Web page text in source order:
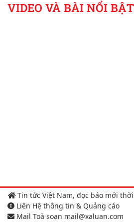
VIDEO VÀ BÀI NỔI BẬT
Tin tức Việt Nam, đọc báo mới
Liên Hệ thông tin & Quảng cáo
Mail Toà soạn mail@xaluan.com